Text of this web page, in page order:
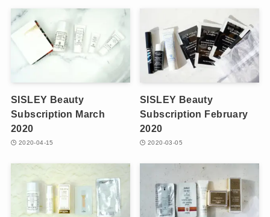
SISLEY Beauty
Subscription March
2020
2020-04-15
SISLEY Beauty
Subscription February
2020
2020-03-05